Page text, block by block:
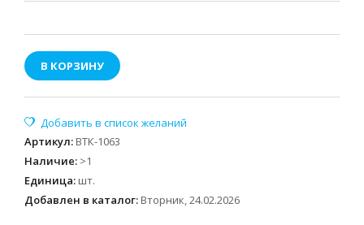
В КОРЗИНУ
Артикул: ВТК-1063
Наличие: >1
Единица: шт.
Добавлен в каталог: Вторник, 24.02.2026